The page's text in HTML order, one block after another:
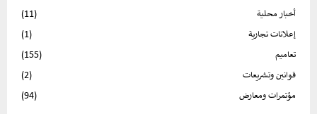
أخبار محلية
(11)
إعلانات تجارية
(1)
تعاميم
(155)
قوانين وتشريعات
(2)
مؤتمرات ومعارض
(94)